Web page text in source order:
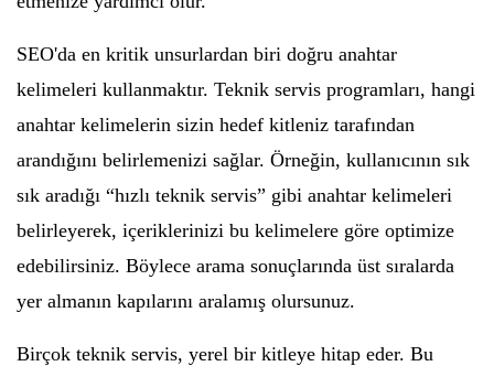
SEO'da en kritik unsurlardan biri doğru anahtar
kelimeleri kullanmaktır. Teknik servis programları, hangi
anahtar kelimelerin sizin hedef kitleniz tarafından
arandığını belirlemenizi sağlar. Örneğin, kullanıcının sık
sık aradığı “hızlı teknik servis” gibi anahtar kelimeleri
belirleyerek, içeriklerinizi bu kelimelere göre optimize
edebilirsiniz. Böylece arama sonuçlarında üst sıralarda
yer almanın kapılarını aralamış olursunuz.
Birçok teknik servis, yerel bir kitleye hitap eder. Bu